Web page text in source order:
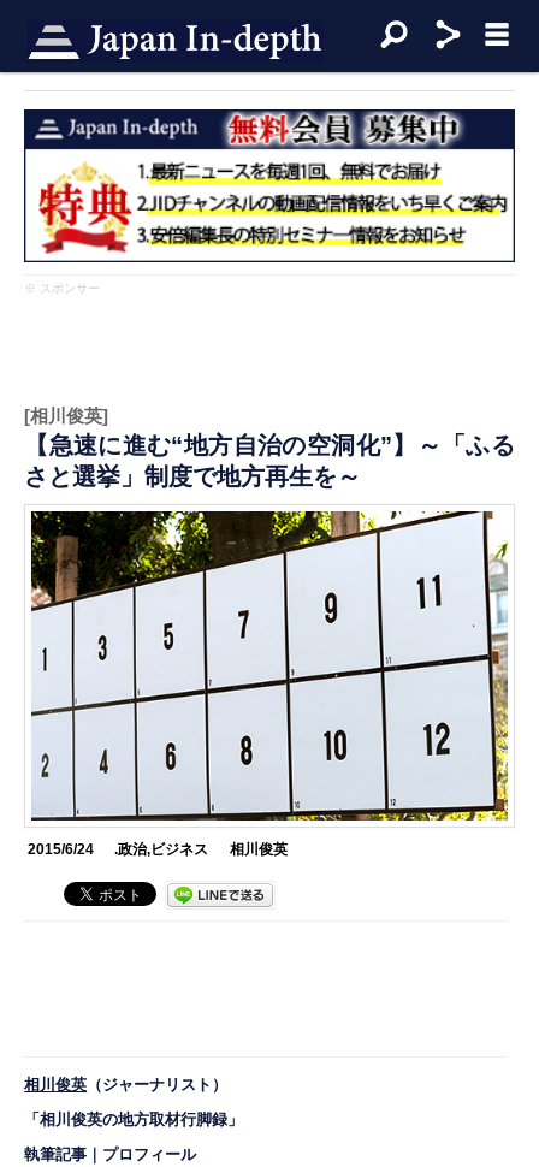
※ スポンサー
[相川俊英]
【急速に進む“地方自治の空洞化”】～「ふる
さと選挙」制度で地方再生を～
2015/6/24 .政治,ビジネス 相川俊英
相川俊英 （ジャーナリスト）
「相川俊英の地方取材行脚録」
執筆記事
プロフィール